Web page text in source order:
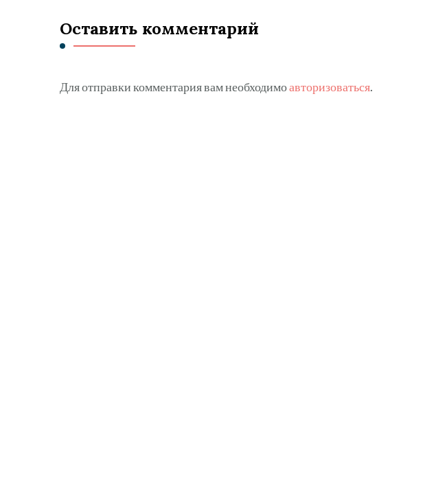
Оставить комментарий
Для отправки комментария вам необходимоавторизоваться.